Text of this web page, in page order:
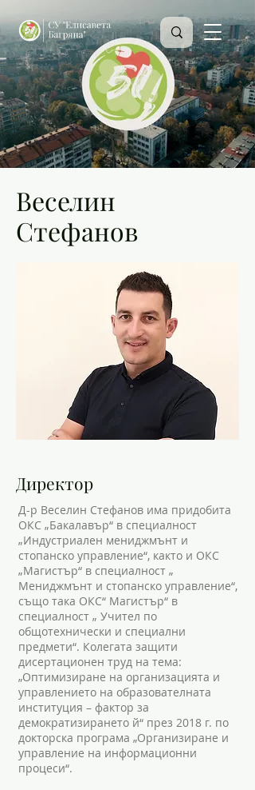
Веселин
Стефанов
Директор
Д-р Веселин Стефанов има придобита
ОКС „Бакалавър“ в специалност
„Индустриален мениджмънт и
стопанско управление“, както и ОКС
„Магистър“ в специалност „
Мениджмънт и стопанско управление“,
също така ОКС“ Магистър“ в
специалност „ Учител по
общотехнически и специални
предмети“. Колегата защити
дисертационен труд на тема:
„Оптимизиране на организацията и
управлението на образователната
институция – фактор за
демократизирането й“ през 2018 г. по
докторска програма „Организиране и
управление на информационни
процеси“.